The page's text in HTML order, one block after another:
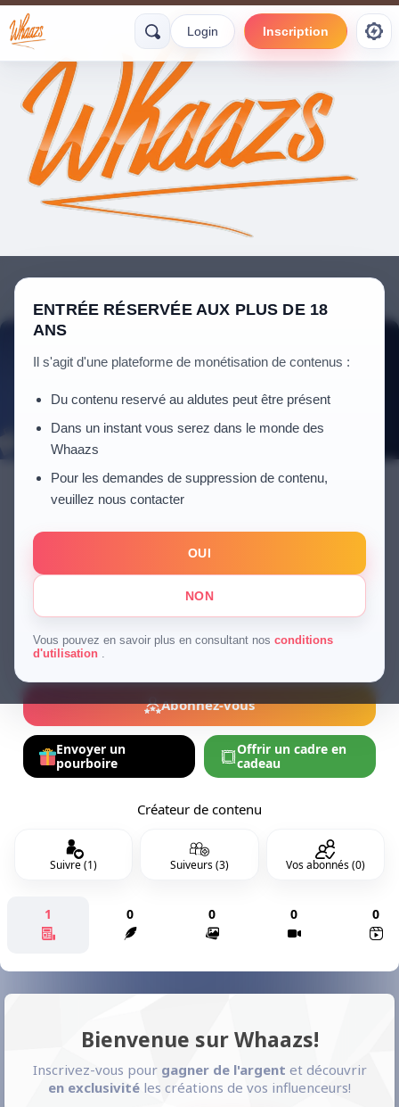
Login Inscription
ENTRÉE RÉSERVÉE AUX PLUS DE 18
ANS
Il s'agit d'une plateforme de monétisation de contenus :
Du contenu reservé au aldutes peut être présent
Dans un instant vous serez dans le monde des
Whaazs
Pour les demandes de suppression de contenu,
veuillez nous contacter
OUI
NON
Vous pouvez en savoir plus en consultant nos conditions
d'utilisation .
Herve
2 mois
Sport
Follow
Abonnez-vous
Envoyer un
pourboire
Offrir un cadre en
cadeau
Créateur de contenu
Suivre (1) Suiveurs (3) Vos abonnés (0)
1 0 0 0 0
Bienvenue sur Whaazs!
Inscrivez-vous pour gagner de l'argent et découvrir
en exclusivité les créations de vos influenceurs!